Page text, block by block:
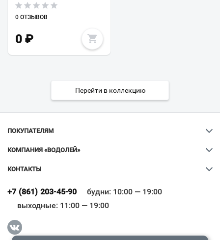
0 ОТЗЫВОВ
0 ₽
Перейти в коллекцию
ПОКУПАТЕЛЯМ
КОМПАНИЯ «ВОДОЛЕЙ»
КОНТАКТЫ
+7 (861) 203-45-90
будни: 10:00 — 19:00
выходные: 11:00 — 19:00
Всё верно